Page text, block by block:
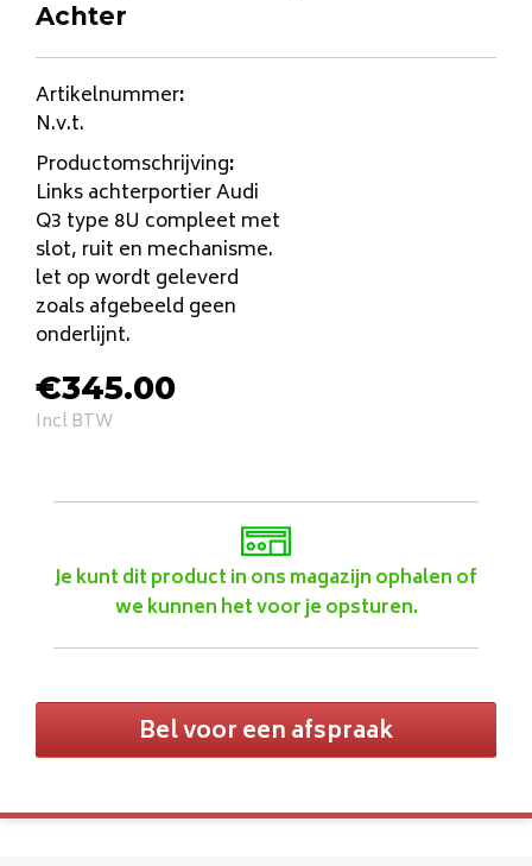
Achter
Artikelnummer:
N.v.t.
Productomschrijving:
Links achterportier Audi
Q3 type 8U compleet met
slot, ruit en mechanisme.
let op wordt geleverd
zoals afgebeeld geen
onderlijnt.
€345.00
Incl BTW
Je kunt dit product in ons magazijn ophalen of
we kunnen het voor je opsturen.
Bel voor een afspraak